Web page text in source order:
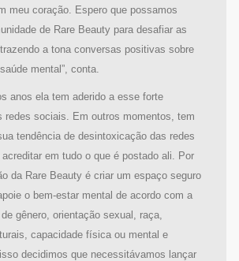
meu coração. Espero que possamos
de Rare Beauty para desafiar as
a tona conversas positivas sobre
mental”, conta.
anos ela tem aderido a esse forte
redes sociais. Em outros momentos, tem
tendência de desintoxicação das redes
em tudo o que é postado ali. Por
da Rare Beauty é criar um espaço seguro
o bem-estar mental de acordo com a
gênero, orientação sexual, raça,
capacidade física ou mental e
decidimos que necessitávamos lançar